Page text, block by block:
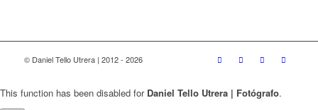
© Daniel Tello Utrera | 2012 - 2026
This function has been disabled for Daniel Tello Utrera | Fotógrafo.